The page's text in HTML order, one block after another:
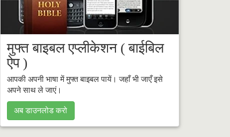
मुफ्त बाइबल एप्लीकेशन ( बाईबिल
ऐप )
आपकी अपनी भाषा में मुफ्त बाइबल पायें। जहाँ भी जाएँ इसे
अपने साथ ले जाएं।
अब डाउनलोड करो